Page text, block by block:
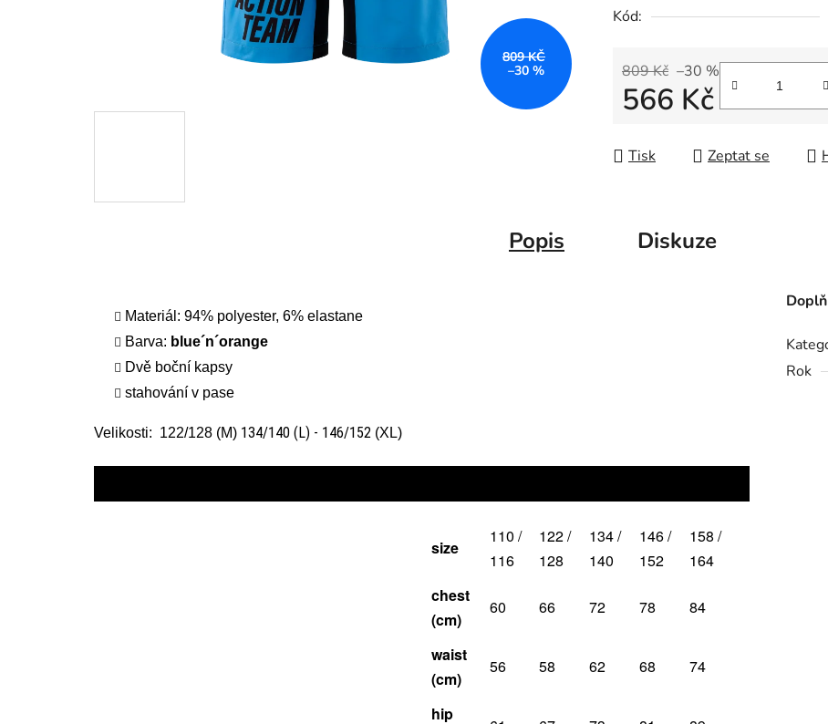
Kód:
809 Kč –30 %
566 Kč
Tisk Zeptat se
809 KČ
–30 %
Popis Diskuze
Materiál: 94% polyester, 6% elastane
Barva: blue´n´orange
Dvě boční kapsy
stahování v pase
Velikosti: 122/128 (M) 134/140 (L) - 146/152 (XL)
size
110 /
116
122 /
128
134 /
140
146 /
152
158 /
164
chest
(cm)
60 66 72 78 84
waist
(cm)
56 58 62 68 74
hip
Rok